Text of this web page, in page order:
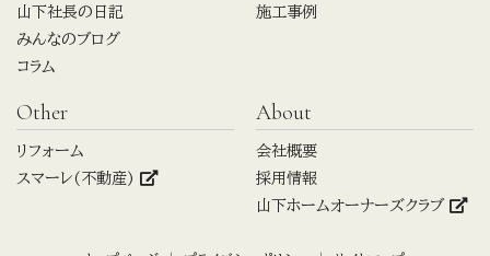
山下社長の日記
みんなのブログ
コラム
施工事例
Other
リフォーム
スマーレ(不動産)
About
会社概要
採用情報
山下ホームオーナーズクラブ